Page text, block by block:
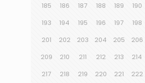
185
186 187 188 189 190
193
194 195 196 197 198
201
202 203 204 205 206
209
210 211 212 213 214
217
218 219 220 221 222